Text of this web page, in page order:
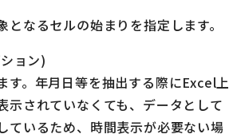
なるセルの始まりを指定します。
ョン)
す。年月日等を抽出する際にExcel上
示されていなくても、データとして
ているため、時間表示が必要ない場